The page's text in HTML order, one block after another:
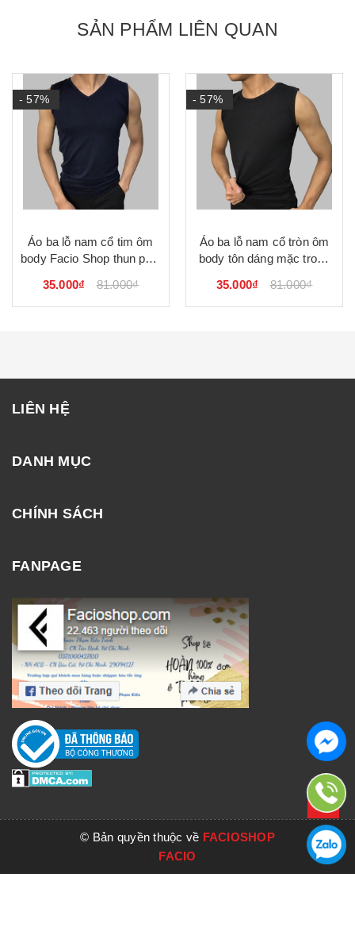
SẢN PHẨM LIÊN QUAN
- 57%
Áo ba lỗ nam cổ tim ôm
body Facio Shop thun poly
35.000₫ 81.000₫
- 57%
Áo ba lỗ nam cổ tròn ôm
body tôn dáng mặc trong
35.000₫ 81.000₫
LIÊN HỆ
DANH MỤC
CHÍNH SÁCH
FANPAGE
© Bản quyền thuộc về FACIOSHOP
FACIO